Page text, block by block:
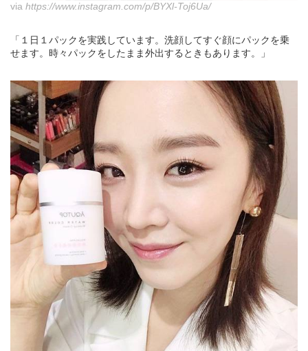
via https://www.instagram.com/p/BYXl-Toj6Ua/
「１日１パックを実践しています。洗顔してすぐ顔にパックを乗
せます。時々パックをしたまま外出するときもあります。」